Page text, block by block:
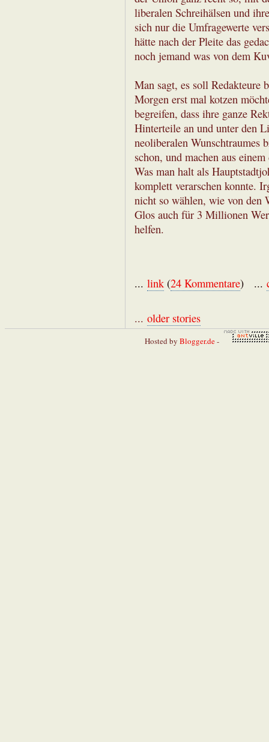
liberalen Schreihälsen und
sich nur die Umfragewerte
hätte nach der Pleite das
noch jemand was von dem
Man sagt, es soll Redakteure
Morgen erst mal kotzen
begreifen, dass ihre ganze
Hinterteile an und unter den
neoliberalen Wunschtraumes
schon, und machen aus
Was man halt als
komplett verarschen konnte.
nicht so wählen, wie von den
Glos auch für 3 Millionen
helfen.
... link(24 Kommentare) ...
... older stories
Hosted by Blogger.de-